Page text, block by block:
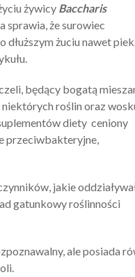
żywicy Baccharis
sprawia, że surowiec
żuciu nawet
będący bogatą
roślin oraz
diety ceniony
przeciwbakteryjne,
jakie
gatunkowy roślinności
ale posiada